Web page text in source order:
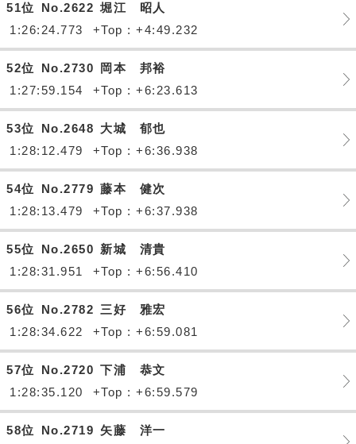
51位 No.2622 堀江 昭人
1:26:24.773
+Top : +4:49.232
52位 No.2730
岡本 邦裕
1:27:59.154
+Top : +6:23.613
53位 No.2648 大城 郁也
1:28:12.479
+Top : +6:36.938
54位 No.2779 藤本 健次
1:28:13.479
+Top : +6:37.938
55位 No.2650 新城 清貴
1:28:31.951
+Top : +6:56.410
56位 No.2782 三好 雅宏
1:28:34.622
+Top : +6:59.081
57位 No.2720 下浦 恭文
1:28:35.120
+Top : +6:59.579
58位 No.2719 矢藤 洋一